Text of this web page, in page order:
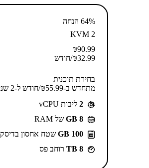
64% הנחה
KVM 2
90.99
₪
32.99
₪/חודש
בחירת תוכנית
מתחדש ב-⁦55.99⁩₪/חודש ל-2 שנים. בטלו בכל עת.
2 ליבות vCPU
GB 8 של RAM
100 GB
שטח אחסון בדיסק NVMe
8 TB
רוחב פס